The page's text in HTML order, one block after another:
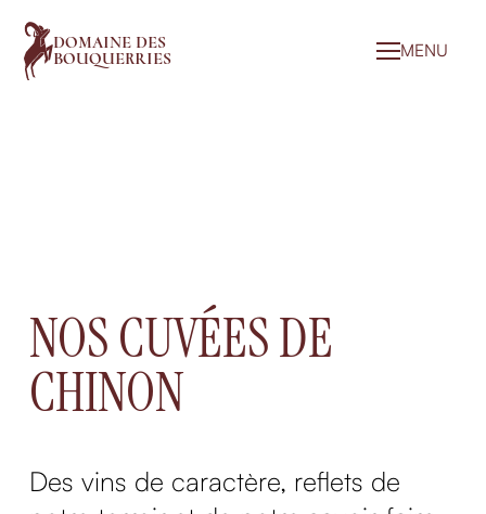
DOMAINE DES
BOUQUERRIES MENU
NOS CUVÉES DE
CHINON
Des vins de caractère, reflets de